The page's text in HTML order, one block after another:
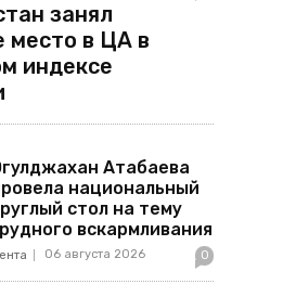
занял
место в ЦА в
индексе
Атабаева
национальный
стол на тему
вскармливания
06 августа 2026 0